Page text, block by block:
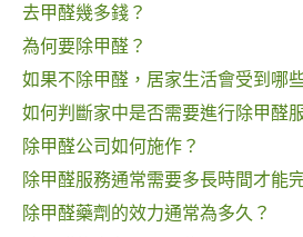
去甲醛幾多錢？
為何要除甲醛？
如果不除甲醛，居家生活會受到哪
如何判斷家中是否需要進行除甲醛
除甲醛公司如何施作？
除甲醛服務通常需要多長時間才能
除甲醛藥劑的效力通常為多久？